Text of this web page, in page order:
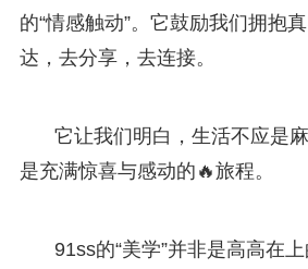
的“情感触动”。它鼓励我们拥抱
达，去分享，去连接。
它让我们明白，生活不应是
是充满惊喜与感动的🔥旅程。
91ss的“美学”并非是高高在